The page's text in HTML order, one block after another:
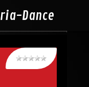
Dance